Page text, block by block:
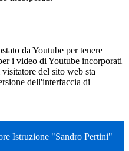
da Youtube per tenere
i video di Youtube incorporati
del sito web sta
dell'interfaccia di
Istruzione "Sandro Pertini"